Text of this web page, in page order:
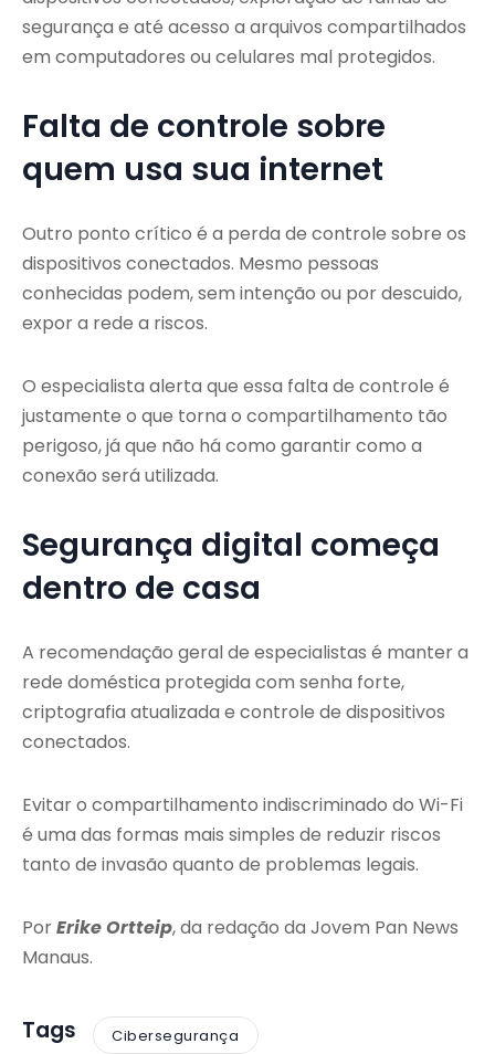
segurança e até acesso a arquivos compartilhados
em computadores ou celulares mal protegidos.
Falta de controle sobre
quem usa sua internet
Outro ponto crítico é a perda de controle sobre os
dispositivos conectados. Mesmo pessoas
conhecidas podem, sem intenção ou por descuido,
expor a rede a riscos.
O especialista alerta que essa falta de controle é
justamente o que torna o compartilhamento tão
perigoso, já que não há como garantir como a
conexão será utilizada.
Segurança digital começa
dentro de casa
A recomendação geral de especialistas é manter a
rede doméstica protegida com senha forte,
criptografia atualizada e controle de dispositivos
conectados.
Evitar o compartilhamento indiscriminado do Wi-Fi
é uma das formas mais simples de reduzir riscos
tanto de invasão quanto de problemas legais.
PorErike Ortteip, da redação da Jovem Pan News
Manaus.
Tags Cibersegurança